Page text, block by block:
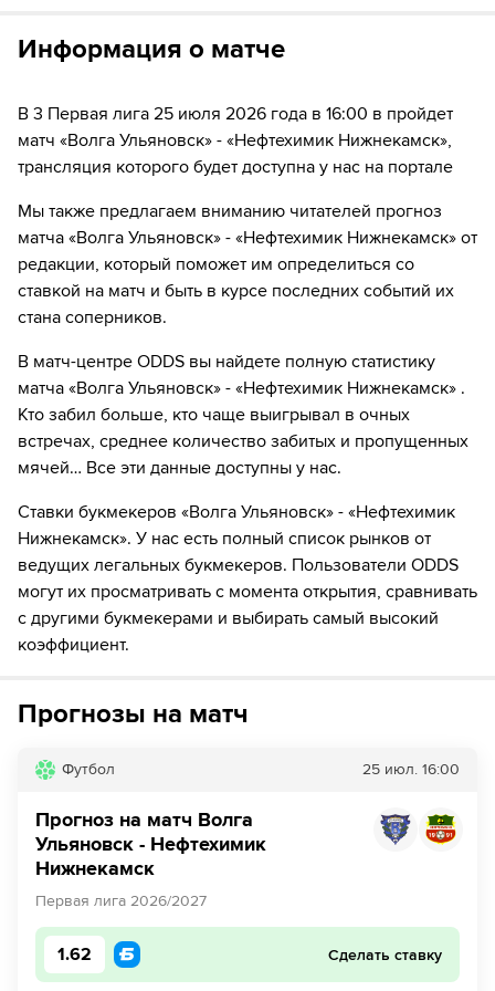
Печенкин ↔ Михаил Сухорученко
Enri Mukba
63´
Замена "Нефтехимик Нижнекамск": Surkhaikhan
Abdullaev ↔ Adel Teshkin
Замена "Волга Ульяновск": Андрей Никитин ↔ Igor
Gershun
67´
Замена "Волга Ульяновск": Luka Bagatelia ↔ Новак
Шаяхметов
72´
Игрок "Нефтехимик Нижнекамск" Станислав
Пузанов получает жёлтую карточку
72´
Замена "Нефтехимик Нижнекамск": Магомед
Мусалов ↔ Станислав Пузанов
Замена "Нефтехимик Нижнекамск": Линар
Шарифуллин ↔ Артем Котик
76´
Игрок "Нефтехимик Нижнекамск" Enri Mukba
получает жёлтую карточку
82´
Замена "Волга Ульяновск": Константин Ковалев ↔
82´
Замена "Волга Ульяновск": Кирилл Фольмер ↔
Данил Степанов
90´+3
Игрок "Волга Ульяновск" Александр Саплинов
забивает гол!
Информация о матче
В 3 Первая лига 25 июля 2026 года в 16:00 в пройдет
матч «Волга Ульяновск» - «Нефтехимик Нижнекамск»,
трансляция которого будет доступна у нас на портале
Мы также предлагаем вниманию читателей прогноз
матча «Волга Ульяновск» - «Нефтехимик Нижнекамск» от
редакции, который поможет им определиться со
ставкой на матч и быть в курсе последних событий их
стана соперников.
В матч-центре ODDS вы найдете полную статистику
матча «Волга Ульяновск» - «Нефтехимик Нижнекамск» .
Кто забил больше, кто чаще выигрывал в очных
встречах, среднее количество забитых и пропущенных
мячей… Все эти данные доступны у нас.
Ставки букмекеров «Волга Ульяновск» - «Нефтехимик
Нижнекамск». У нас есть полный список рынков от
ведущих легальных букмекеров. Пользователи ODDS
могут их просматривать с момента открытия, сравнивать
с другими букмекерами и выбирать самый высокий
коэффициент.
Прогнозы на матч
Футбол 25 июл. 16:00
Прогноз на матч Волга
Ульяновск - Нефтехимик
Нижнекамск
Первая лига 2026/2027
1.62 Сделать ставку